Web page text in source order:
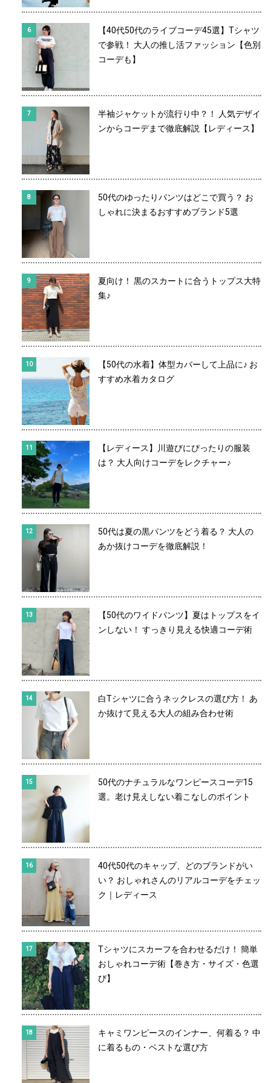
【40代50代のライブコーデ45選】Tシャツ
で参戦！ 大人の推し活ファッション【色別
コーデも】
半袖ジャケットが流行り中？！ 人気デザイ
ンからコーデまで徹底解説【レディース】
50代のゆったりパンツはどこで買う？ お
しゃれに決まるおすすめブランド5選
夏向け！ 黒のスカートに合うトップス大特
集♪
【50代の水着】体型カバーして上品に♪ お
すすめ水着カタログ
【レディース】川遊びにぴったりの服装
は？ 大人向けコーデをレクチャー♪
50代は夏の黒パンツをどう着る？ 大人の
あか抜けコーデを徹底解説！
【50代のワイドパンツ】夏はトップスをイ
ンしない！ すっきり見える快適コーデ術
白Tシャツに合うネックレスの選び方！ あ
か抜けて見える大人の組み合わせ術
50代のナチュラルなワンピースコーデ15
選。老け見えしない着こなしのポイント
40代50代のキャップ、どのブランドがい
い？ おしゃれさんのリアルコーデをチェッ
ク｜レディース
Tシャツにスカーフを合わせるだけ！ 簡単
おしゃれコーデ術【巻き方・サイズ・色選
び】
キャミワンピースのインナー、何着る？ 中
に着るもの・ベストな選び方